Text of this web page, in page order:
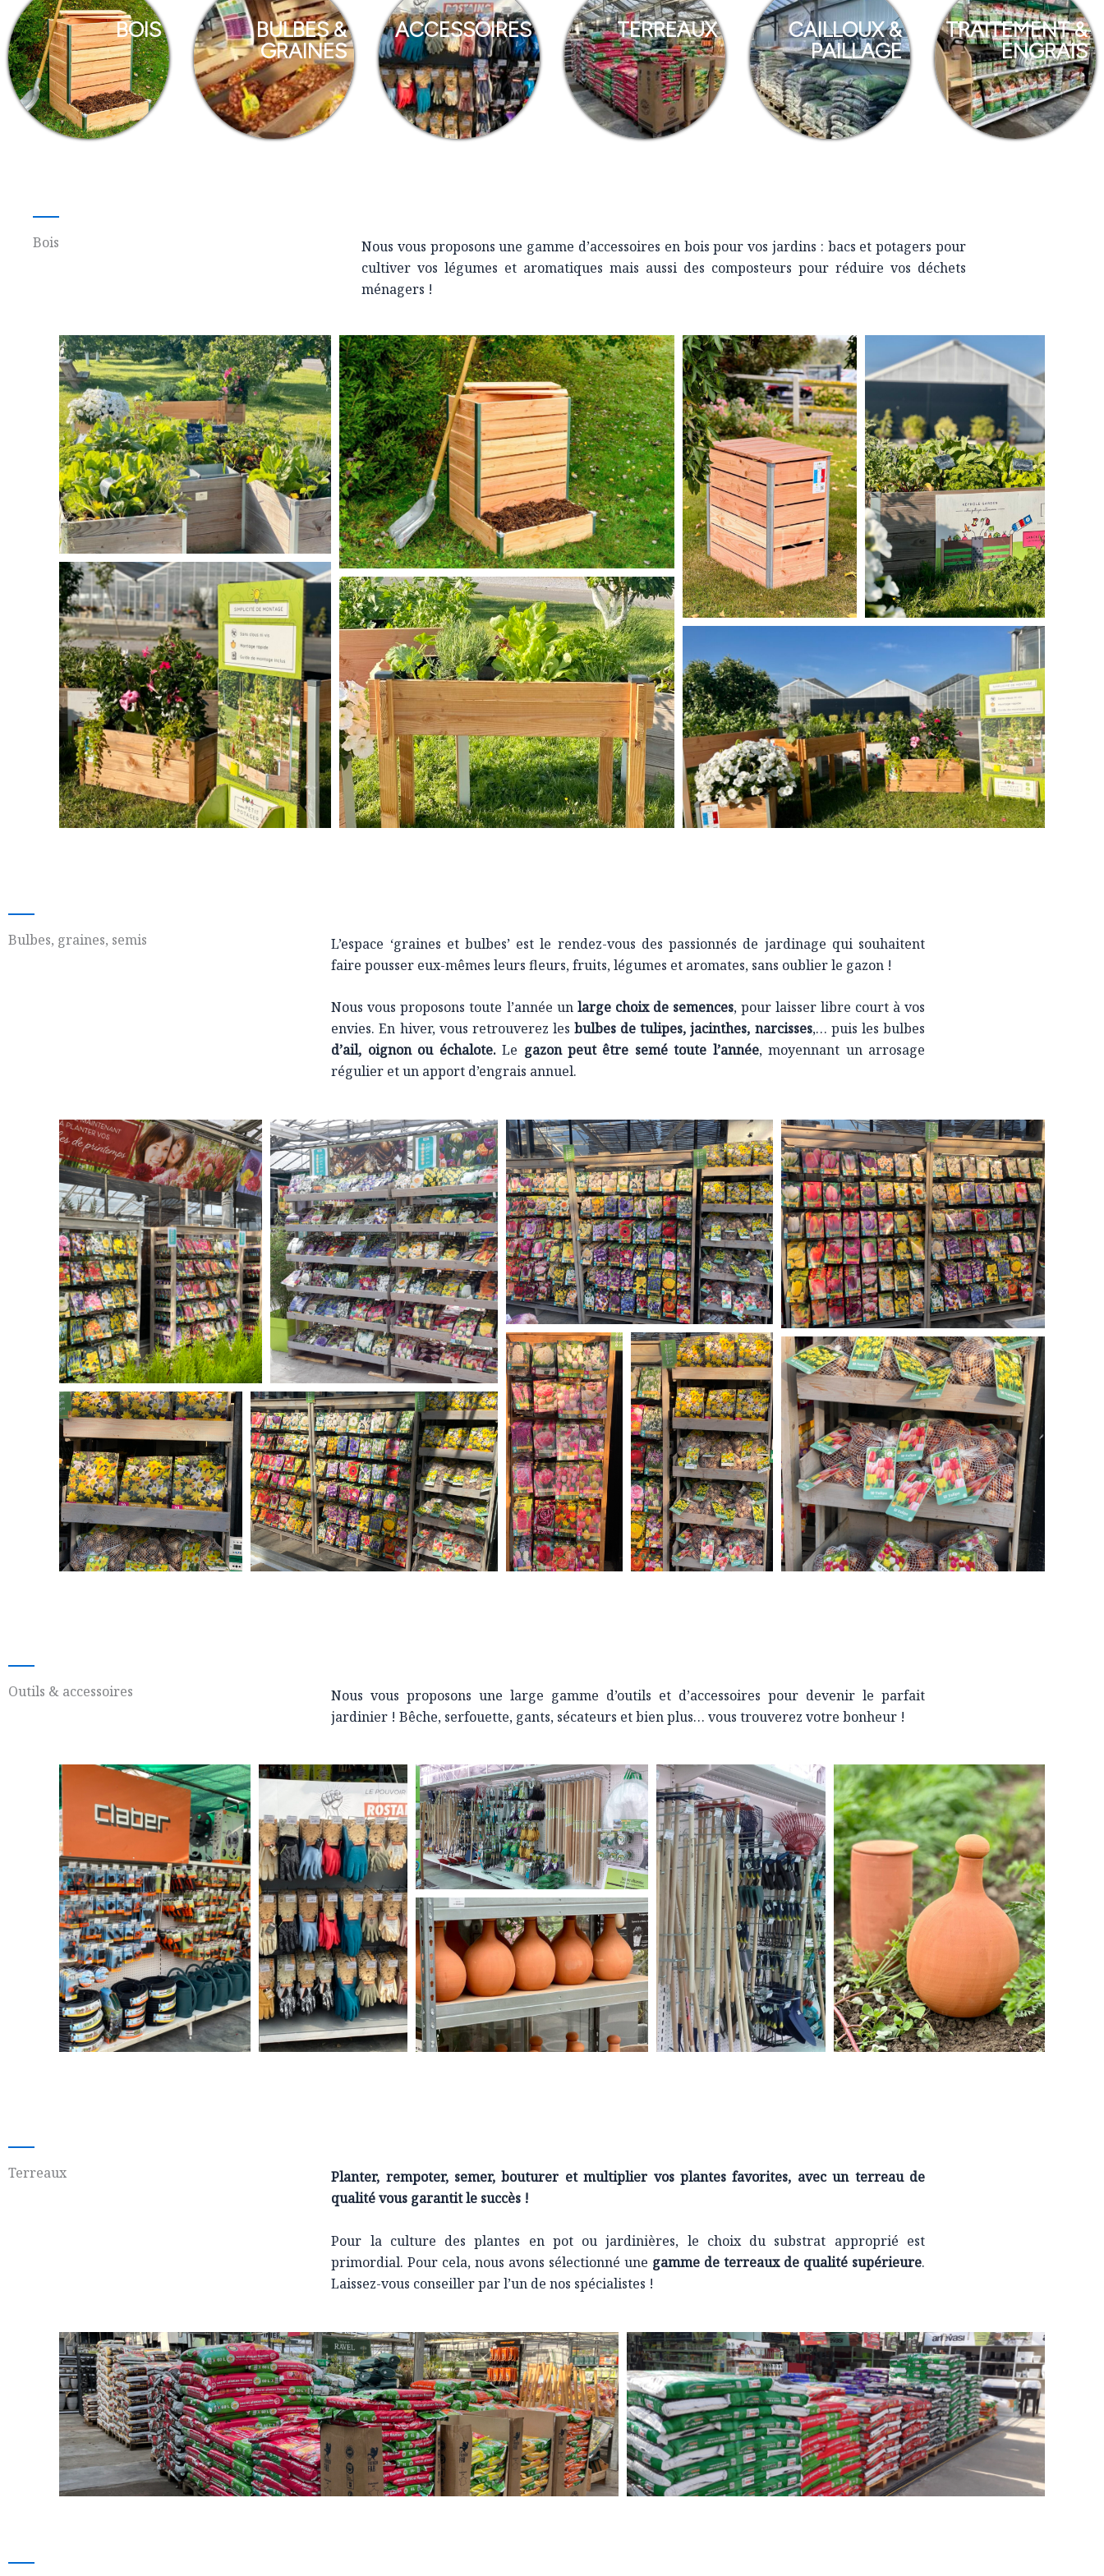
BOIS
BULBES &
GRAINES
ACCESSOIRES TERREAUX
CAILLOUX &
PAILLAGE
TRAITEMENT &
ENGRAIS
Bois
Nous vous proposons une gamme d’accessoires en bois pour vos jardins : bacs et potagers pour
cultiver vos légumes et aromatiques mais aussi des composteurs pour réduire vos déchets
ménagers !
Bulbes, graines, semis
L’espace ‘graines et bulbes’ est le rendez-vous des passionnés de jardinage qui souhaitent
faire pousser eux-mêmes leurs fleurs, fruits,légumes et aromates, sans oublier le gazon !
Nous vous proposons toute l’année un large choix de semences, pour laisser libre court à vos
envies. En hiver, vous retrouverez lesbulbes de tulipes, jacinthes, narcisses,… puis les bulbes
d’ail, oignon ou échalote.Le gazon peut être semé toute l’année, moyennant un arrosage
régulier et un apport d’engrais annuel.
Outils & accessoires
Nous vous proposons une large gamme d’outils et d’accessoires pour devenir le parfait
jardinier ! Bêche, serfouette, gants, sécateurs et bien plus… vous trouverez votre bonheur !
Terreaux Planter, rempoter, semer, bouturer et multiplier vos plantes favorites, avec un terreau de
qualité vous garantit le succès !
Pour la culture des plantes en pot ou jardinières, le choix du substrat approprié est
primordial. Pour cela, nous avons sélectionné une gamme de terreaux de qualité supérieure.
Laissez-vous conseiller par l’un de nos spécialistes !